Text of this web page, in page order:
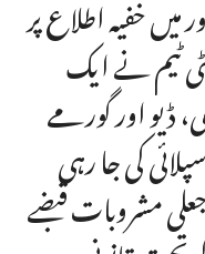
ٹیم نے ایک
پیپسی، ڈیو اور گورمے
کی جا رہی
مشروبات قبضے